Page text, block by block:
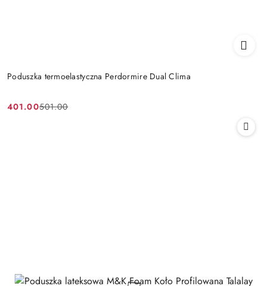
Poduszka termoelastyczna Perdormire Dual Clima
Cena
401.00
Cena
501.00